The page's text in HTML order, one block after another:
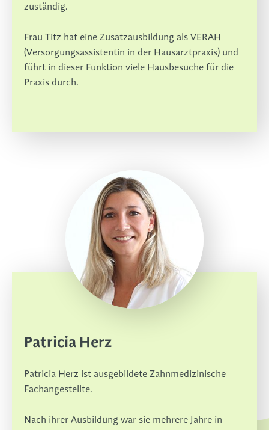
zuständig.
Frau Titz hat eine Zusatzausbildung als VERAH
(Versorgungsassistentin in der Hausarztpraxis) und
führt in dieser Funktion viele Hausbesuche für die
Praxis durch.
Patricia Herz
Patricia Herz ist ausgebildete Zahnmedizinische
Fachangestellte.
Nach ihrer Ausbildung war sie mehrere Jahre in